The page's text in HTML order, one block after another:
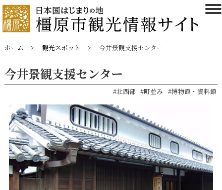
ホーム 観光スポット 今井景観支援センター
今井景観支援センター
#北西部 #町並み #博物館・資料館